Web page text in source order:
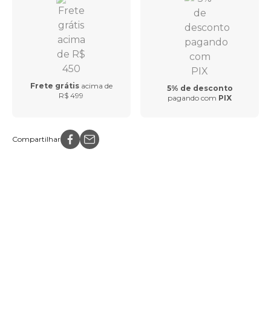
Frete grátis acima de
R$ 499
5% de desconto
pagando com PIX
Compartilhar